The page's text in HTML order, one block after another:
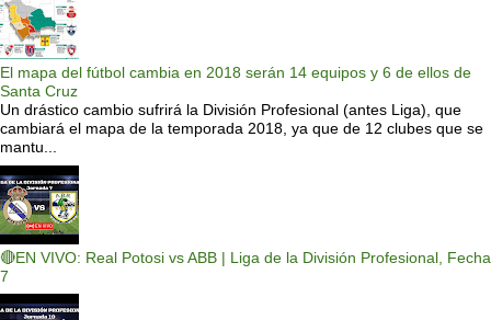
El mapa del fútbol cambia en 2018 serán 14 equipos y 6 de ellos de
Santa Cruz
Un drástico cambio sufrirá la División Profesional (antes Liga), que
cambiará el mapa de la temporada 2018, ya que de 12 clubes que se
mantu...
🔴EN VIVO: Real Potosi vs ABB | Liga de la División Profesional, Fecha
7